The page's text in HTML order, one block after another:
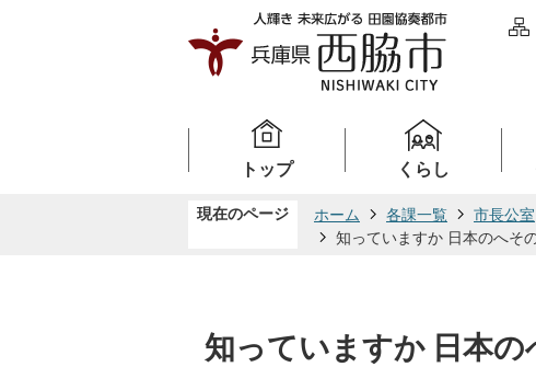
トップ くらし
現在のページ ホーム 各課一覧 市長公室
知っていますか 日本のへそ
知っていますか 日本